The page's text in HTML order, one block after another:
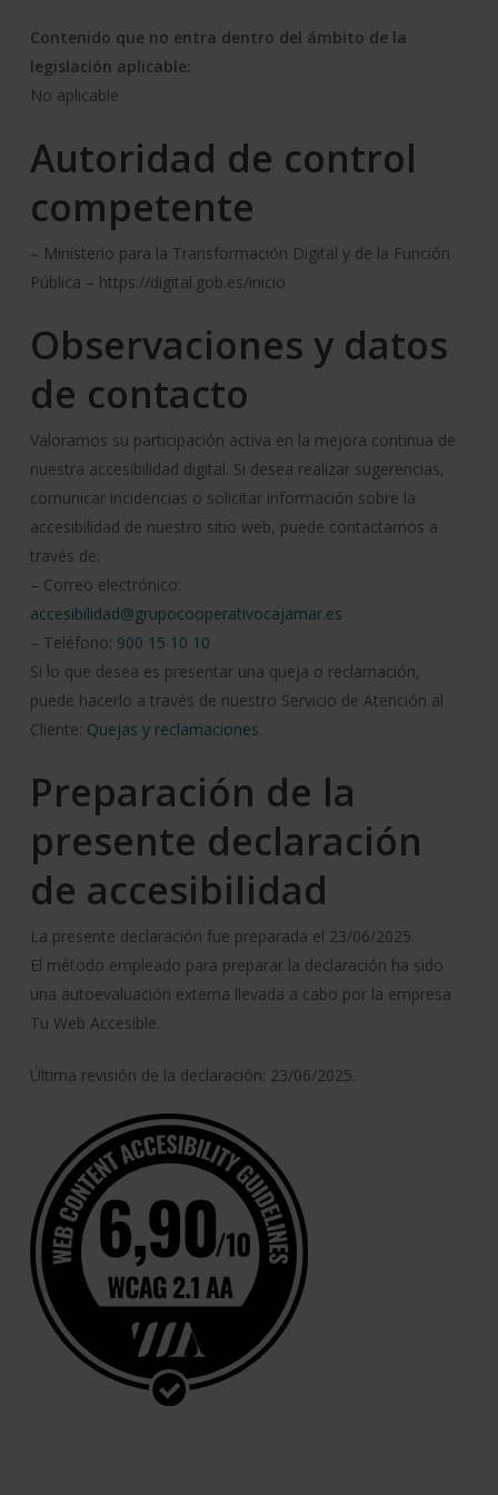
Contenido que no entra dentro del ámbito de la
legislación aplicable:
No aplicable
Autoridad de control
competente
– Ministerio para la Transformación Digital y de la Función
Pública – https://digital.gob.es/inicio
Observaciones y datos
de contacto
Valoramos su participación activa en la mejora continua de
nuestra accesibilidad digital. Si desea realizar sugerencias,
comunicar incidencias o solicitar información sobre la
accesibilidad de nuestro sitio web, puede contactarnos a
través de:
– Correo electrónico:
accesibilidad@grupocooperativocajamar.es
– Teléfono: 900 15 10 10
Si lo que desea es presentar una queja o reclamación,
puede hacerlo a través de nuestro Servicio de Atención al
Cliente: Quejas y reclamaciones.
Preparación de la
presente declaración
de accesibilidad
La presente declaración fue preparada el 23/06/2025.
El método empleado para preparar la declaración ha sido
una autoevaluación externa llevada a cabo por la empresa
Tu Web Accesible.
Última revisión de la declaración: 23/06/2025.